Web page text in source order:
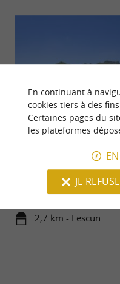
Le Cirque de Lescun se
espagnole, dans la Vallée
2,7 km - Lescun
En continuant à
cookies tiers à des
Certaines pages du
les plateformes
JE REFUSE